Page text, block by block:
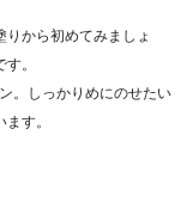
から初めてみましょ
。
。しっかりめにのせたい
す。